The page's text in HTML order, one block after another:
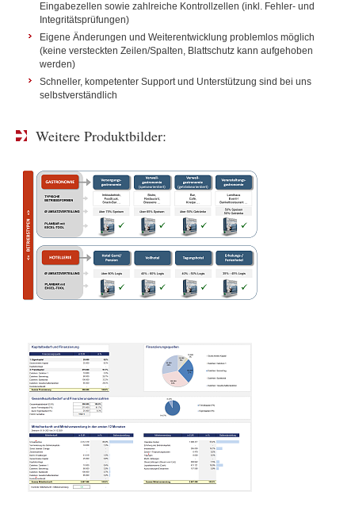
Eingabezellen sowie zahlreiche Kontrollzellen (inkl. Fehler- und
Integritätsprüfungen)
Eigene Änderungen und Weiterentwicklung problemlos möglich
(keine versteckten Zeilen/Spalten, Blattschutz kann aufgehoben
werden)
Schneller, kompetenter Support und Unterstützung sind bei uns
selbstverständlich
Weitere Produktbilder: